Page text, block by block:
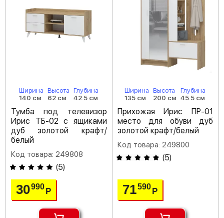
Ширина
140 см
Высота
62 см
Глубина
42.5 см
Тумба под телевизор
Ирис ТБ-02 с ящиками
дуб золотой крафт/
белый
Код товара: 249808
(5)
30990 Р
Ширина
135 см
Высота
200 см
Глубина
45.5 см
Прихожая Ирис ПР-01
место для обуви дуб
золотой крафт/белый
Код товара: 249800
(5)
71590 Р